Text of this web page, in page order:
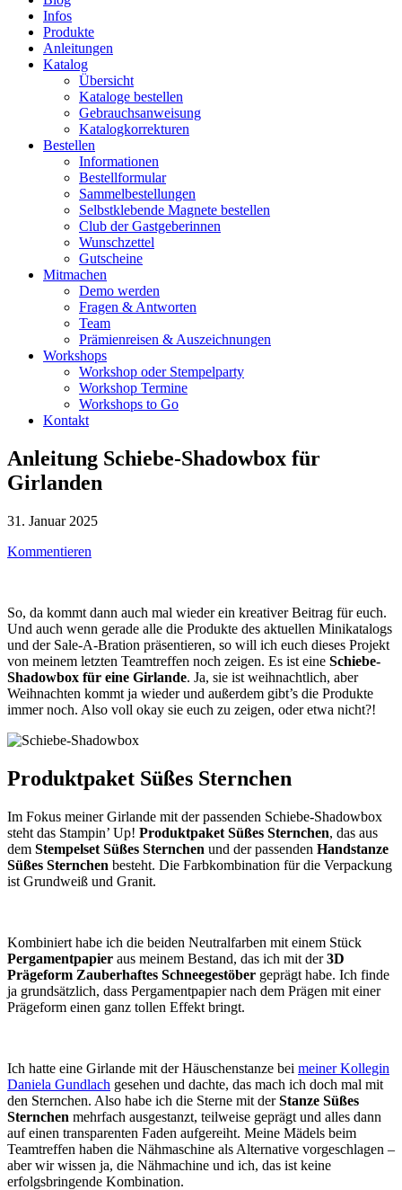
Infos
Produkte
Anleitungen
Katalog
Übersicht
Kataloge bestellen
Gebrauchsanweisung
Katalogkorrekturen
Bestellen
Informationen
Bestellformular
Sammelbestellungen
Selbstklebende Magnete bestellen
Club der Gastgeberinnen
Wunschzettel
Gutscheine
Mitmachen
Demo werden
Fragen & Antworten
Team
Prämienreisen & Auszeichnungen
Workshops
Workshop oder Stempelparty
Workshop Termine
Workshops to Go
Kontakt
Anleitung Schiebe-Shadowbox für
Girlanden
31. Januar 2025
Kommentieren
So, da kommt dann auch mal wieder ein kreativer Beitrag für euch.
Und auch wenn gerade alle die Produkte des aktuellen Minikatalogs
und der Sale-A-Bration präsentieren, so will ich euch dieses Projekt
von meinem letzten Teamtreffen noch zeigen. Es ist eine Schiebe-
Shadowbox für eine Girlande. Ja, sie ist weihnachtlich, aber
Weihnachten kommt ja wieder und außerdem gibt’s die Produkte
immer noch. Also voll okay sie euch zu zeigen, oder etwa nicht?!
Produktpaket Süßes Sternchen
Im Fokus meiner Girlande mit der passenden Schiebe-Shadowbox
steht das Stampin’ Up! Produktpaket Süßes Sternchen, das aus
dem Stempelset Süßes Sternchen und der passenden Handstanze
Süßes Sternchen besteht. Die Farbkombination für die Verpackung
ist Grundweiß und Granit.
Kombiniert habe ich die beiden Neutralfarben mit einem Stück
Pergamentpapier aus meinem Bestand, das ich mit der3D
Prägeform Zauberhaftes Schneegestöber geprägt habe. Ich finde
ja grundsätzlich, dass Pergamentpapier nach dem Prägen mit einer
Prägeform einen ganz tollen Effekt bringt.
Ich hatte eine Girlande mit der Häuschenstanze bei meiner Kollegin
Daniela Gundlach gesehen und dachte, das mach ich doch mal mit
den Sternchen. Also habe ich die Sterne mit derStanze Süßes
Sternchen mehrfach ausgestanzt, teilweise geprägt und alles dann
auf einen transparenten Faden aufgereiht. Meine Mädels beim
Teamtreffen haben die Nähmaschine als Alternative vorgeschlagen –
aber wir wissen ja, die Nähmachine und ich, das ist keine
erfolgsbringende Kombination.